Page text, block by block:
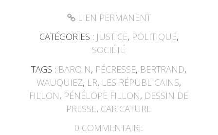
LIEN PERMANENT
CATÉGORIES : JUSTICE, POLITIQUE,
SOCIÉTÉ
TAGS : BAROIN, PÉCRESSE, BERTRAND,
WAUQUIEZ, LR, LES RÉPUBLICAINS,
FILLON, PÉNÉLOPE FILLON, DESSIN DE
PRESSE, CARICATURE
0 COMMENTAIRE